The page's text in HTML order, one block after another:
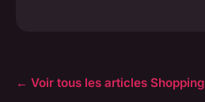
← Voir tous les articles Shopping